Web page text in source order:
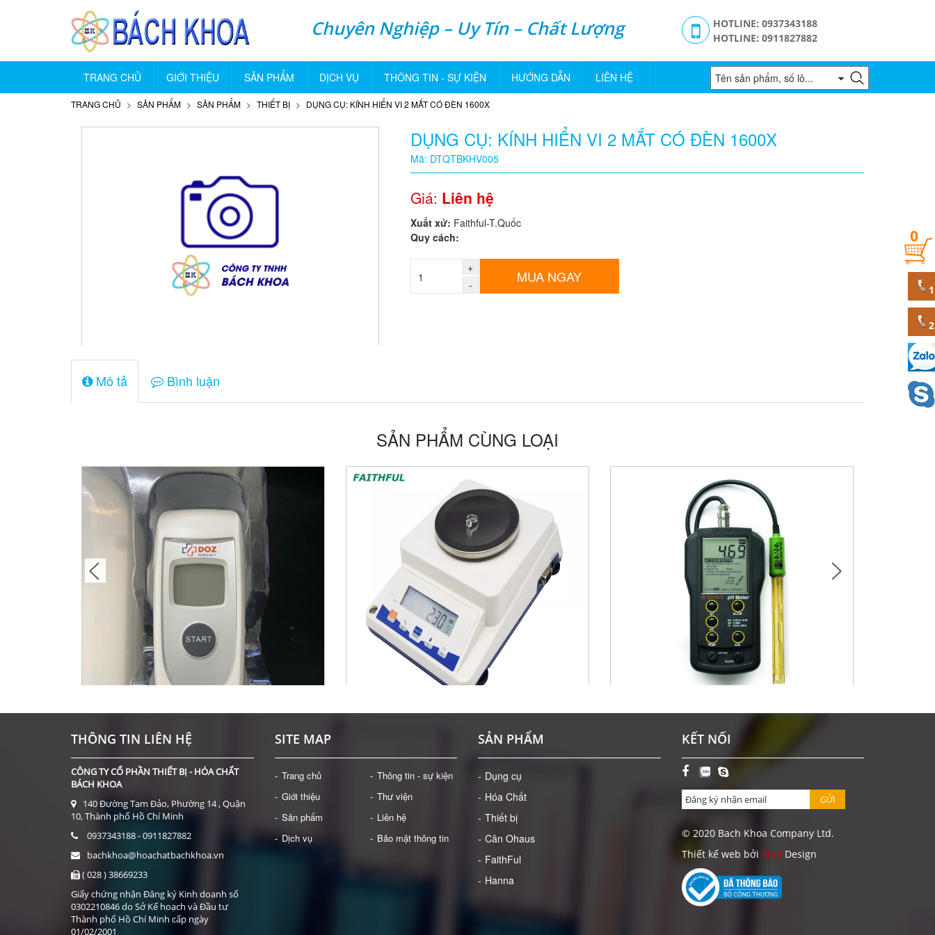
Chuyên Nghiệp – Uy Tín – Chất Lượng
HOTLINE: 0937343188
HOTLINE: 0911827882
TRANG CHỦ GIỚI THIỆU SẢN PHẨM DỊCH VỤ THÔNG TIN - SỰ KIỆN HƯỚNG DẪN LIÊN HỆ
0
TRANG CHỦ SẢN PHẨM SẢN PHẨM THIẾT BỊ DỤNG CỤ: KÍNH HIỂN VI 2 MẮT CÓ ĐÈN 1600X
DỤNG CỤ: KÍNH HIỂN VI 2 MẮT CÓ ĐÈN 1600X
Mã: DTQTBKHV005
Giá: Liên hệ
Xuất xứ: Faithful-T.Quốc
Quy cách:
+
-
MUA NGAY
Mô tả Bình luận
SẢN PHẨM CÙNG LOẠI
NHIỆT KẾ HỒNG NGOẠI ĐO TRÁN MICROLIFE DOZ
Giá: Liên hệ
ĐẶT HÀNG
ĐẶT HÀNG
1
Giá: Liên hệ
ĐẶT HÀNG
THÔNG TIN LIÊN HỆ
CÔNG TY CỔ PHẦN THIẾT BỊ - HÓA CHẤT
BÁCH KHOA
140 Đường Tam Đảo, Phường 14 , Quận
10, Thành phố Hồ Chí Minh
0937343188 - 0911827882
bachkhoa@hoachatbachkhoa.vn
( 028 ) 38669233
Giấy chứng nhận Đăng ký Kinh doanh số
0302210846 do Sở Kế hoạch và Đầu tư
Thành phố Hồ Chí Minh cấp ngày
01/02/2001
SITE MAP
Trang chủ
Giới thiệu
Sản phẩm
Dịch vụ
Thông tin - sự kiện
Thư viện
Liên hệ
Bảo mật thông tin
SẢN PHẨM
Dụng cụ
Hóa Chất
Thiết bị
Cân Ohaus
FaithFul
Hanna
KẾT NỐI
GỬI
© 2020 Bach Khoa Company Ltd.
Thiết kế web bởi Vina Design